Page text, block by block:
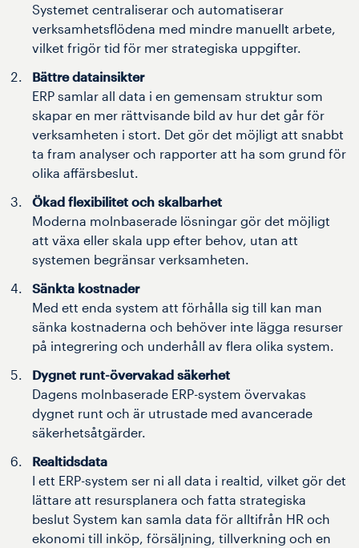
Systemet centraliserar och automatiserar
verksamhetsflödena med mindre manuellt arbete,
vilket frigör tid för mer strategiska uppgifter.
Bättre datainsikter
ERP samlar all data i en gemensam struktur som
skapar en mer rättvisande bild av hur det går för
verksamheten i stort. Det gör det möjligt att snabbt
ta fram analyser och rapporter att ha som grund för
olika affärsbeslut.
Ökad flexibilitet och skalbarhet
Moderna molnbaserade lösningar gör det möjligt
att växa eller skala upp efter behov, utan att
systemen begränsar verksamheten.
Sänkta kostnader
Med ett enda system att förhålla sig till kan man
sänka kostnaderna och behöver inte lägga resurser
på integrering och underhåll av flera olika system.
Dygnet runt-övervakad säkerhet
Dagens molnbaserade ERP-system övervakas
dygnet runt och är utrustade med avancerade
säkerhetsåtgärder.
Realtidsdata
I ett ERP-system ser ni all data i realtid, vilket gör det
lättare att resursplanera och fatta strategiska
beslut System kan samla data för alltifrån HR och
ekonomi till inköp, försäljning, tillverkning och en